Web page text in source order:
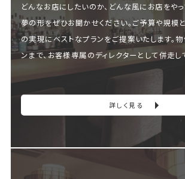
どんなお店にしたいのか、どんな風にお店をやっ
夢の形をぜひお聞かせください。ご予算や規模
の実現にベストなプランをご提案いたします。
ンまで、お客様専属のディレクターとして併走し
詳しく見る